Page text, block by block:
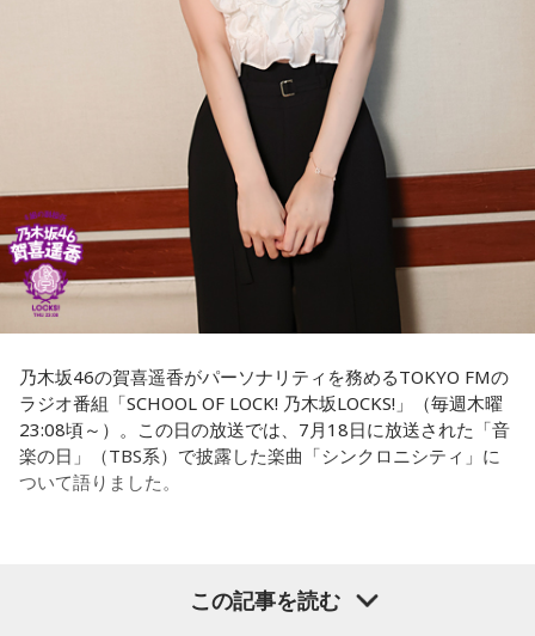
乃木坂46の賀喜遥香がパーソナリティを務めるTOKYO FMの
ラジオ番組「SCHOOL OF LOCK! 乃木坂LOCKS!」（毎週木曜
23:08頃～）。この日の放送では、7月18日に放送された「音
楽の日」（TBS系）で披露した楽曲「シンクロニシティ」に
ついて語りました。
この記事を読む